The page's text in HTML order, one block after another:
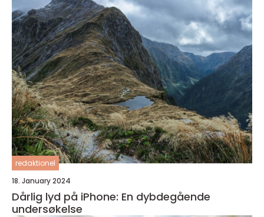
redaktionel
18. January 2024
Dårlig lyd på iPhone: En dybdegående
undersøkelse